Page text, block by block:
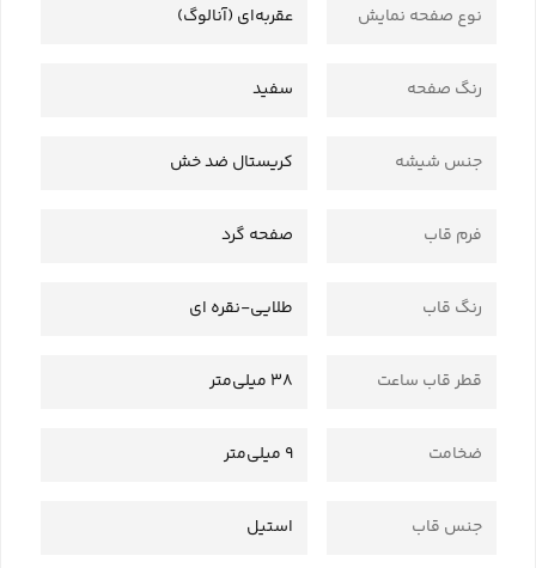
نوع صفحه نمایش عقربه‌ای (آنالوگ)
رنگ صفحه سفید
جنس شیشه کریستال ضد خش
فرم قاب صفحه گرد
رنگ قاب طلایی-نقره ای
قطر قاب ساعت 38 میلی‌متر
ضخامت 9 میلی‌متر
جنس قاب استیل